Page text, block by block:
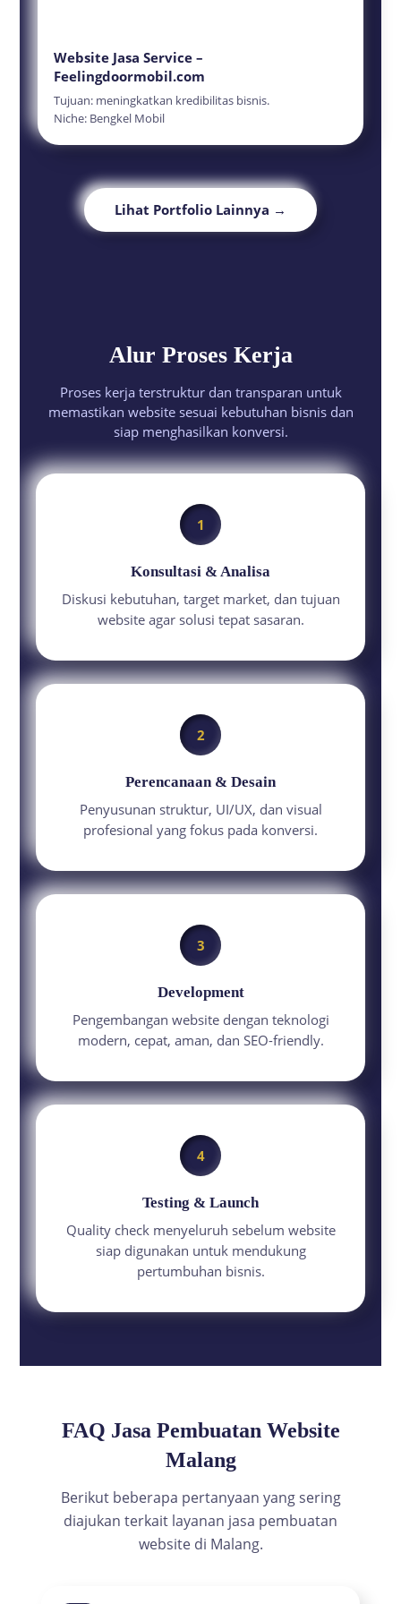
Website Jasa Service –
Feelingdoormobil.com
Tujuan: meningkatkan kredibilitas bisnis.
Niche: Bengkel Mobil
Lihat Portfolio Lainnya →
Alur Proses Kerja
Proses kerja terstruktur dan transparan untuk
memastikan website sesuai kebutuhan bisnis dan
siap menghasilkan konversi.
1
Konsultasi & Analisa
Diskusi kebutuhan, target market, dan tujuan
website agar solusi tepat sasaran.
2
Perencanaan & Desain
Penyusunan struktur, UI/UX, dan visual
profesional yang fokus pada konversi.
3
Development
Pengembangan website dengan teknologi
modern, cepat, aman, dan SEO-friendly.
4
Testing & Launch
Quality check menyeluruh sebelum website
siap digunakan untuk mendukung
pertumbuhan bisnis.
FAQ Jasa Pembuatan Website
Malang
Berikut beberapa pertanyaan yang sering
diajukan terkait layanan jasa pembuatan
website di Malang.